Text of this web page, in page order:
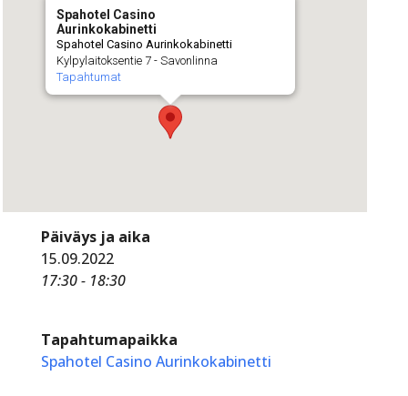
Spahotel Casino
Aurinkokabinetti
Spahotel Casino Aurinkokabinetti
Kylpylaitoksentie 7 - Savonlinna
Tapahtumat
Päiväys ja aika
15.09.2022
17:30 - 18:30
Tapahtumapaikka
Spahotel Casino Aurinkokabinetti